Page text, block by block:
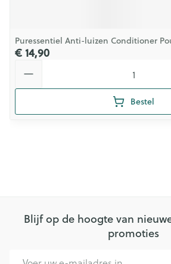
Puressentiel Anti-luizen Conditioner
€ 14,90
Bestel
Blijf op de hoogte van
promoties